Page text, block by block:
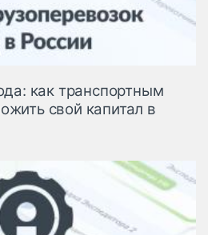
как транспортным
свой капитал в